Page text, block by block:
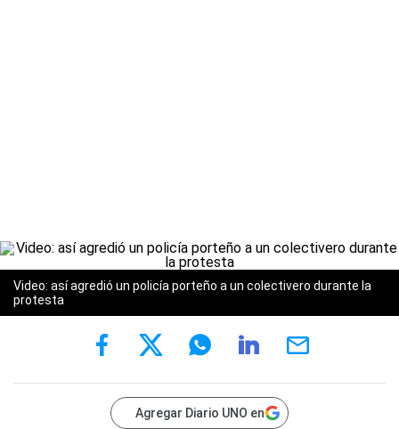
Video: así agredió un policía porteño a un colectivero durante la
protesta
Agregar Diario UNO en